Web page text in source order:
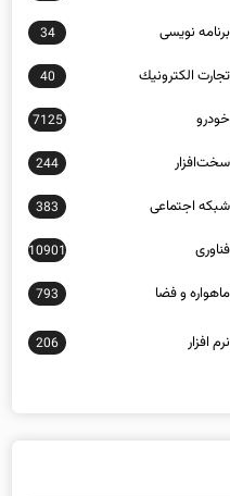
تجارت الكترونيك 40
خودرو 7125
سخت‌افزار 244
شبكه اجتماعی 383
فناوری 10901
ماهواره و فضا 793
206